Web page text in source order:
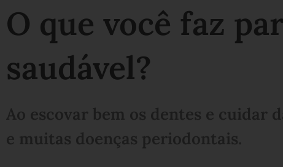
O que você faz
saudável?
Ao escovar bem os dentes e cuidar
e muitas doenças periodontais.